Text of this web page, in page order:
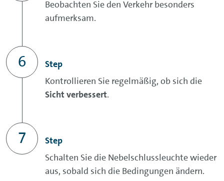
Beobachten Sie den Verkehr besonders
aufmerksam.
Step
Kontrollieren Sie regelmäßig, ob sich die
Sicht verbessert.
Step
Schalten Sie die Nebelschlussleuchte wieder
aus, sobald sich die Bedingungen ändern.